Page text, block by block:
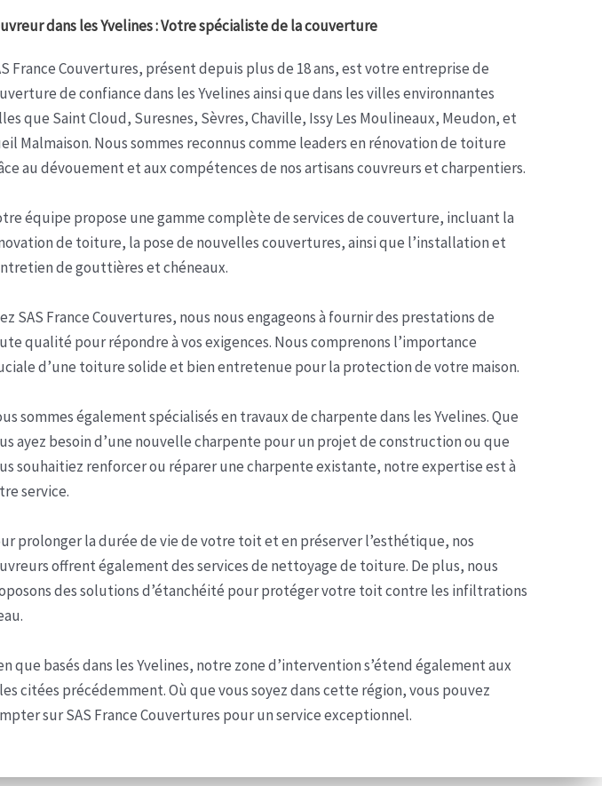
dans les Yvelines : Votre spécialiste de la couverture
France Couvertures, présent depuis plus de 18 ans, est votre entreprise de
de confiance dans les Yvelines ainsi que dans les villes environnantes
que Saint Cloud, Suresnes, Sèvres, Chaville, Issy Les Moulineaux, Meudon, et
Malmaison. Nous sommes reconnus comme leaders en rénovation de toiture
au dévouement et aux compétences de nos artisans couvreurs et charpentiers.
équipe propose une gamme complète de services de couverture, incluant la
de toiture, la pose de nouvelles couvertures, ainsi que l’installation et
de gouttières et chéneaux.
SAS France Couvertures, nous nous engageons à fournir des prestations de
qualité pour répondre à vos exigences. Nous comprenons l’importance
d’une toiture solide et bien entretenue pour la protection de votre maison.
sommes également spécialisés en travaux de charpente dans les Yvelines. Que
ayez besoin d’une nouvelle charpente pour un projet de construction ou que
souhaitiez renforcer ou réparer une charpente existante, notre expertise est à
service.
prolonger la durée de vie de votre toit et en préserver l’esthétique, nos
offrent également des services de nettoyage de toiture. De plus, nous
des solutions d’étanchéité pour protéger votre toit contre les infiltrations
que basés dans les Yvelines, notre zone d’intervention s’étend également aux
citées précédemment. Où que vous soyez dans cette région, vous pouvez
sur SAS France Couvertures pour un service exceptionnel.